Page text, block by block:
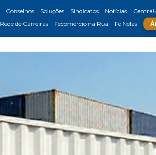
Conselhos Soluções Sindicatos Notícias Central
Rede de Carreiras Fecomércio na Rua Fé Nelas